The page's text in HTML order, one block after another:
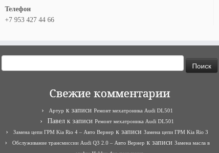
Телефон
+7 953 427 44 66
Свежие комментарии
Артур к записи Ремонт мехатроника Audi DL501
Павел к записи Ремонт мехатроника Audi DL501
Замена цепи ГРМ Kia Rio 4 – Авто Вернер к записи Замена цепи ГРМ Kia Rio 3
Обслуживание трансмиссии Audi Q3 2.0 – Авто Вернер к записи Замена масла в